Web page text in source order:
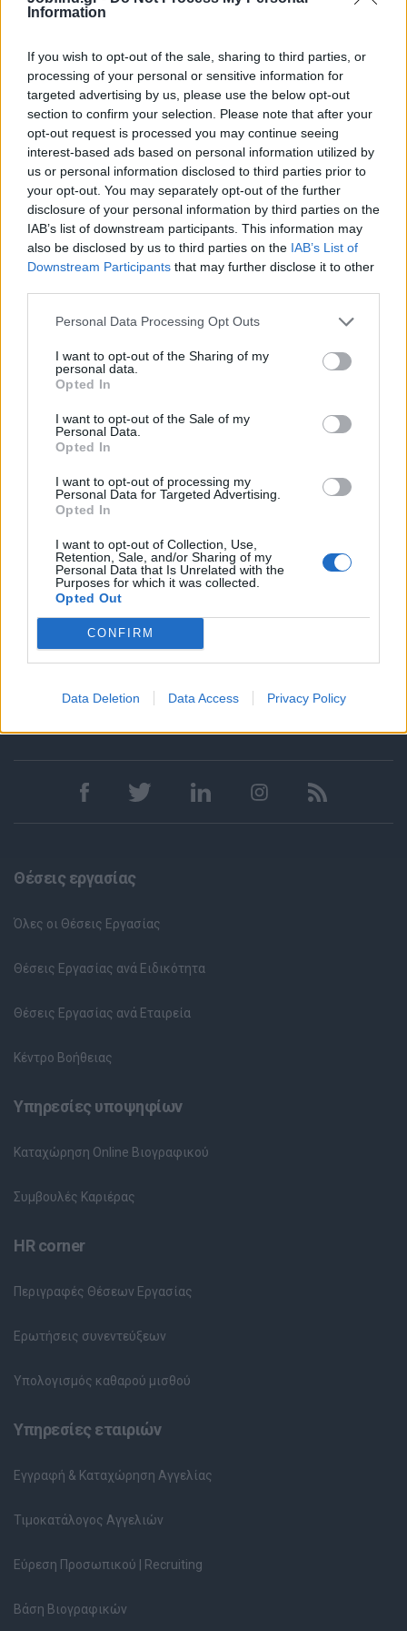
Information
If you wish to opt-out of the sale, sharing to third parties, or
processing of your personal or sensitive information for
targeted advertising by us, please use the below opt-out
section to confirm your selection. Please note that after your
opt-out request is processed you may continue seeing
interest-based ads based on personal information utilized by
us or personal information disclosed to third parties prior to
your opt-out. You may separately opt-out of the further
disclosure of your personal information by third parties on the
IAB’s list of downstream participants. This information may
also be disclosed by us to third parties on the IAB’s List of
Downstream Participants that may further disclose it to other
Personal Data Processing Opt Outs
I want to opt-out of the Sharing of my
personal data.
Opted In
I want to opt-out of the Sale of my
Personal Data.
Opted In
I want to opt-out of processing my
Personal Data for Targeted Advertising.
Opted In
I want to opt-out of Collection, Use,
Retention, Sale, and/or Sharing of my
Personal Data that Is Unrelated with the
Purposes for which it was collected.
Opted Out
CONFIRM
Data Deletion Data Access Privacy Policy
Άριστη γνώση της σουίτας Microsoft Office και του
Ισχυρή ικανότητα αποτελεσματικής εργασίας υπό πίεση και
προσαρμογής σε μεταβαλλόμενες καταστάσεις.
Παροχές
Η Εταιρεία προσφέρει τα ακόλουθα για τη θέση του
Εργοταξιάρχη:
Ανταγωνιστικό πακέτο αποδοχών.
Ευκαιρία εργασίας σε μία από τις κορυφαίες εταιρείες του
κατασκευαστικού τομέα στη χώρα.
Ευκαιρία επαγγελματικής ανάπτυξης.
Εργασία σε ένα συνεργατικό περιβάλλον σε εξαιρετικά
ομαδικά έργα.
Κάλυψη μετακίνησης - ενοικίου σε περίπτωση relocation.
Αν ενδιαφέρεσαι για τη θέση τουΕργοταξιάρχη Πολιτικού
Μηχανικούκάνε την αίτηση σου τώρα.
έως Παρασκευή 9:00 - 17:00 στο+30 6946333279
και να
ζητήσεις την Βασιλική Χατζηθεοχάρη.
ισότιμης μεταχείρισης, θα αξιολογήσουμε μόνο τις αιτήσεις
που υποβάλλονται μέσω του site μας. Μετά τη συλλογή και
επικοινωνούμε μόνο με τους/τις υποψηφίους/ες που
ανταποκρίνονται στις απαιτήσεις της θέσης προς στελέχωση
προκειμένου να οριστεί συνάντηση για συνέντευξη. Όλες οι
αιτήσεις θεωρούνται απόλυτα εμπιστευτικές.
Θέσεις εργασίας
Όλες οι Θέσεις Εργασίας
Θέσεις Εργασίας ανά Ειδικότητα
Θέσεις Εργασίας ανά Εταιρεία
Κέντρο Βοήθειας
Υπηρεσίες υποψηφίων
Καταχώρηση Online Βιογραφικού
Συμβουλές Καριέρας
HR corner
Περιγραφές Θέσεων Εργασίας
Ερωτήσεις συνεντεύξεων
Υπολογισμός καθαρού μισθού
Υπηρεσίες εταιριών
Εγγραφή & Καταχώρηση Αγγελίας
Τιμοκατάλογος Αγγελιών
Εύρεση Προσωπικού | Recruiting
Βάση Βιογραφικών